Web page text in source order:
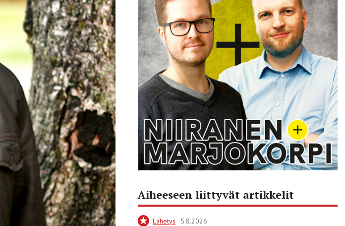
Aiheeseen liittyvät artikkelit
Lähetys 5.8.2026